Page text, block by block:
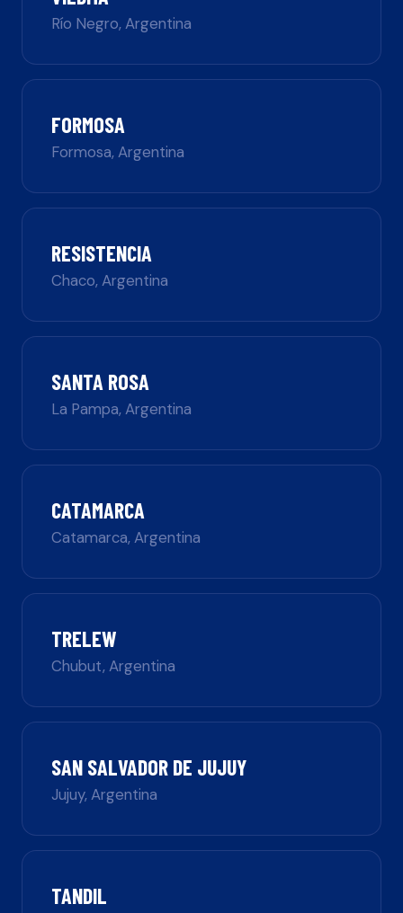
Río Negro,Argentina
FORMOSA
Formosa,Argentina
RESISTENCIA
Chaco,Argentina
SANTA ROSA
La Pampa,Argentina
CATAMARCA
Catamarca,Argentina
TRELEW
Chubut,Argentina
SAN SALVADOR DE JUJUY
Jujuy,Argentina
TANDIL